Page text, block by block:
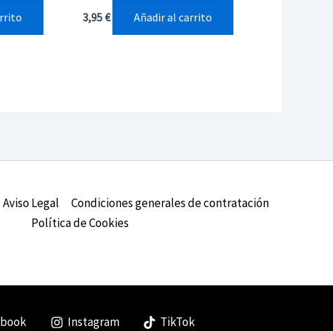
3,95€ Añadir al carrito
Aviso Legal
Condiciones generales de contratación
Política de Cookies
Instagram TikTok